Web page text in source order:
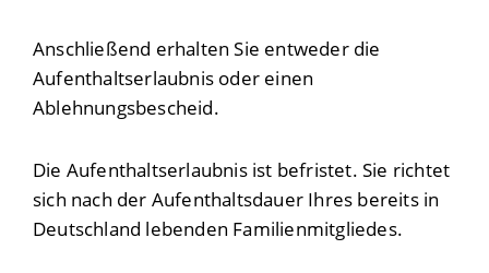
Anschließend erhalten Sie entweder die
Aufenthaltserlaubnis oder einen
Ablehnungsbescheid.
Die Aufenthaltserlaubnis ist befristet. Sie richtet
sich nach der Aufenthaltsdauer Ihres bereits in
Deutschland lebenden Familienmitgliedes.